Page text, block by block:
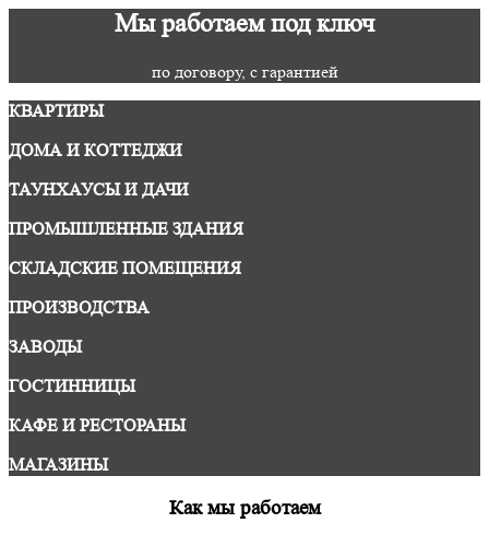
Мы работаем под ключ
по договору, с гарантией
КВАРТИРЫ
ДОМА И КОТТЕДЖИ
ТАУНХАУСЫ И ДАЧИ
ПРОМЫШЛЕННЫЕ ЗДАНИЯ
СКЛАДСКИЕ ПОМЕЩЕНИЯ
ПРОИЗВОДСТВА
ЗАВОДЫ
ГОСТИННИЦЫ
КАФЕ И РЕСТОРАНЫ
МАГАЗИНЫ
Как мы работаем